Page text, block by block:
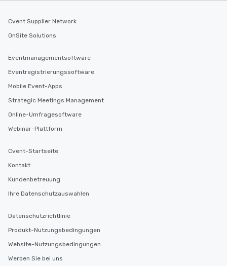
Cvent Supplier Network
OnSite Solutions
Eventmanagementsoftware
Eventregistrierungssoftware
Mobile Event-Apps
Strategic Meetings Management
Online-Umfragesoftware
Webinar-Plattform
Cvent-Startseite
Kontakt
Kundenbetreuung
Ihre Datenschutzauswahlen
Datenschutzrichtlinie
Produkt-Nutzungsbedingungen
Website-Nutzungsbedingungen
Werben Sie bei uns